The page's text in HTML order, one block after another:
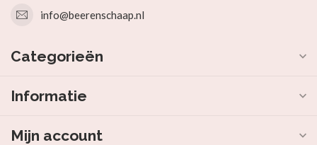
info@beerenschaap.nl
Categorieën
Informatie
Mijn account